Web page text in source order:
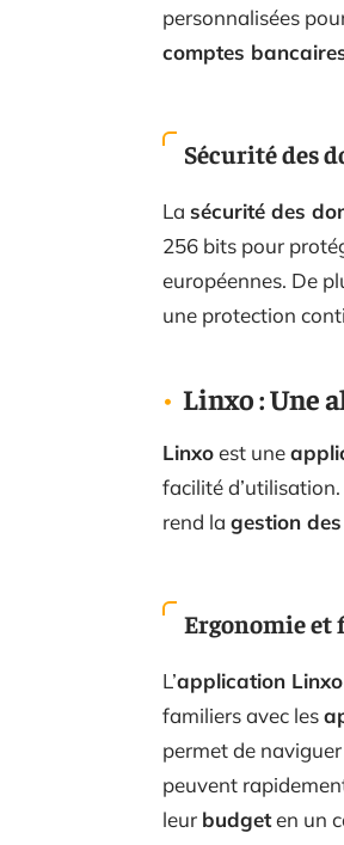
personnalisées
comptes
Sécurité des
La sécurité des
256 bits pour
européennes. De
une protection
Linxo : Une
Linxoest une
facilité d’utilisation.
rend la gestion
Ergonomie
L’application Linxo
familiers avec les
permet de
peuvent
leur budgeten un